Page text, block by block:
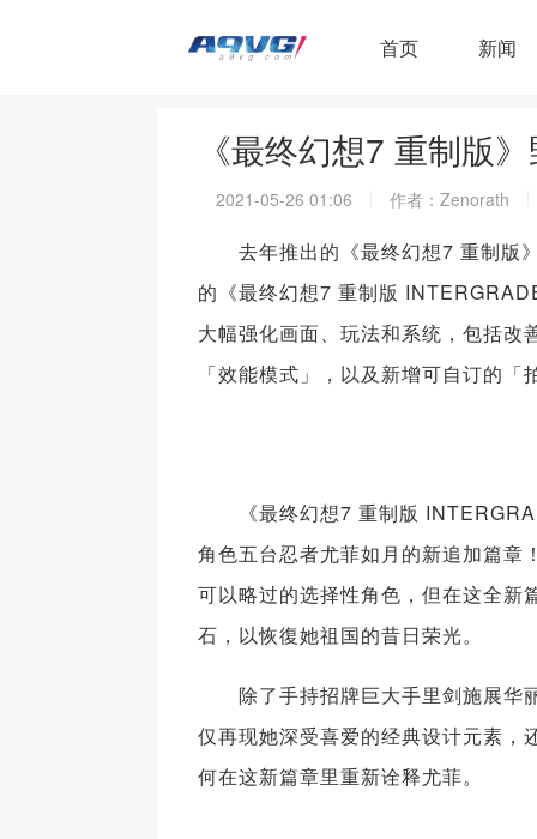
首页 新闻
《最终幻想7 重制版
2021-05-26 01:06 作者：Zenorath
去年推出的《最终幻想7 重制版
的《最终幻想7 重制版
大幅强化画面、玩法和系统，包括
「效能模式」，以及新增可自订的「
《最终幻想7 重制版
角色五台忍者尤菲如月的新追加篇
可以略过的选择性角色，但在这全新
石，以恢復她祖国的昔日荣光。
除了手持招牌巨大手里剑施展华
仅再现她深受喜爱的经典设计元素，
何在这新篇章里重新诠释尤菲。